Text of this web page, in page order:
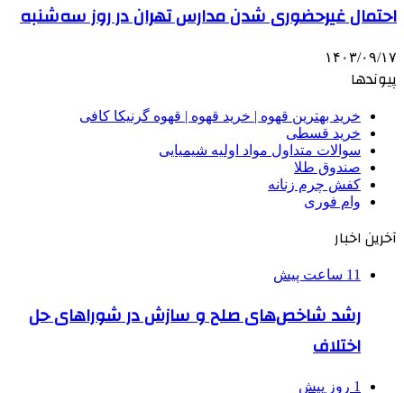
احتمال غیرحضوری شدن مدارس تهران در روز سه‌شنبه
۱۴۰۳/۰۹/۱۷
پیوندها
خرید بهترین قهوه | خرید قهوه | قهوه گرنیکا کافی
خرید قسطی
سوالات متداول مواد اولیه شیمیایی
صندوق طلا
کفش چرم زنانه
وام فوری
آخرین اخبار
11 ساعت پیش
رشد شاخص‌های صلح و سازش در شوراهای حل
اختلاف
1 روز پیش